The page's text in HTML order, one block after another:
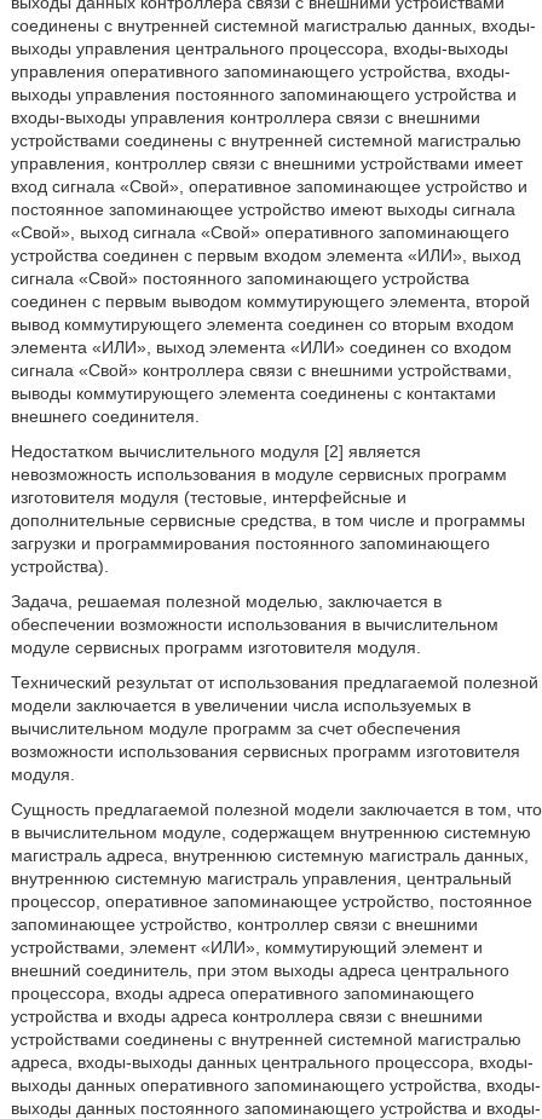
соединены с внутренней системной магистралью данных, входы-
выходы управления центрального процессора, входы-выходы
управления оперативного запоминающего устройства, входы-
выходы управления постоянного запоминающего устройства и
входы-выходы управления контроллера связи с внешними
устройствами соединены с внутренней системной магистралью
управления, контроллер связи с внешними устройствами имеет
вход сигнала «Свой», оперативное запоминающее устройство и
постоянное запоминающее устройство имеют выходы сигнала
«Свой», выход сигнала «Свой» оперативного запоминающего
устройства соединен с первым входом элемента «ИЛИ», выход
сигнала «Свой» постоянного запоминающего устройства
соединен с первым выводом коммутирующего элемента, второй
вывод коммутирующего элемента соединен со вторым входом
элемента «ИЛИ», выход элемента «ИЛИ» соединен со входом
сигнала «Свой» контроллера связи с внешними устройствами,
выводы коммутирующего элемента соединены с контактами
внешнего соединителя.
Недостатком вычислительного модуля [2] является
невозможность использования в модуле сервисных программ
изготовителя модуля (тестовые, интерфейсные и
дополнительные сервисные средства, в том числе и программы
загрузки и программирования постоянного запоминающего
устройства).
Задача, решаемая полезной моделью, заключается в
обеспечении возможности использования в вычислительном
модуле сервисных программ изготовителя модуля.
Технический результат от использования предлагаемой полезной
модели заключается в увеличении числа используемых в
вычислительном модуле программ за счет обеспечения
возможности использования сервисных программ изготовителя
модуля.
Сущность предлагаемой полезной модели заключается в том, что
в вычислительном модуле, содержащем внутреннюю системную
магистраль адреса, внутреннюю системную магистраль данных,
внутреннюю системную магистраль управления, центральный
процессор, оперативное запоминающее устройство, постоянное
запоминающее устройство, контроллер связи с внешними
устройствами, элемент «ИЛИ», коммутирующий элемент и
внешний соединитель, при этом выходы адреса центрального
процессора, входы адреса оперативного запоминающего
устройства и входы адреса контроллера связи с внешними
устройствами соединены с внутренней системной магистралью
адреса, входы-выходы данных центрального процессора, входы-
выходы данных оперативного запоминающего устройства, входы-
выходы данных постоянного запоминающего устройства и входы-